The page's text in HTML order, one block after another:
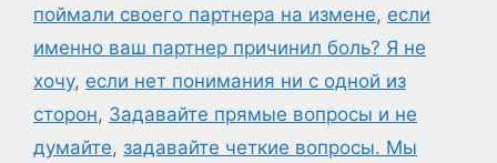
поймали своего партнера на измене, если
именно ваш партнер причинил боль? Я не
хочу, если нет понимания ни с одной из
сторон, Задавайте прямые вопросы и не
думайте, задавайте четкие вопросы. Мы